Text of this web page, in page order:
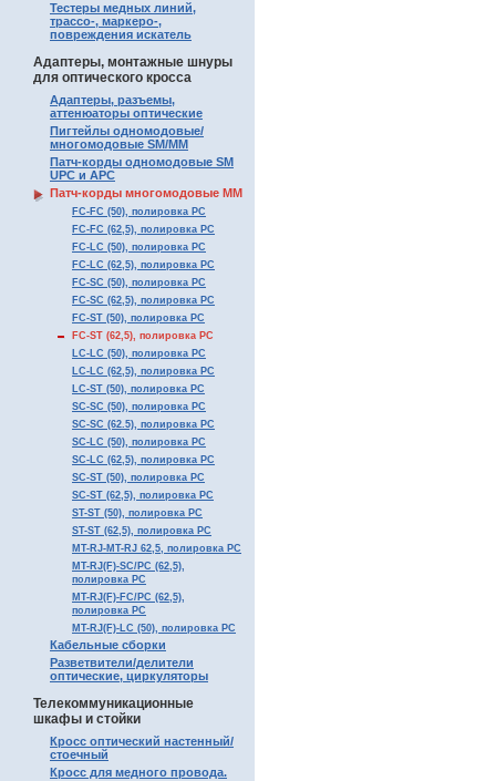
Тестеры медных линий,
трассо-, маркеро-,
повреждения искатель
Адаптеры, монтажные шнуры
для оптического кросса
Адаптеры, разъемы,
аттенюаторы оптические
Пигтейлы одномодовые/
многомодовые SM/MM
Патч-корды одномодовые SM
UPC и APC
Патч-корды многомодовые MM
FC-FC (50), полировка PC
FC-FC (62,5), полировка PC
FC-LC (50), полировка PC
FC-LC (62,5), полировка PC
FC-SC (50), полировка PC
FC-SC (62,5), полировка PC
FC-ST (50), полировка PC
FC-ST (62,5), полировка PC
LC-LC (50), полировка PC
LC-LC (62,5), полировка PC
LC-ST (50), полировка PC
SC-SC (50), полировка PC
SC-SC (62.5), полировка PC
SC-LC (50), полировка PC
SC-LC (62,5), полировка PC
SC-ST (50), полировка PC
SC-ST (62,5), полировка PC
ST-ST (50), полировка PC
ST-ST (62,5), полировка PC
MT-RJ-MT-RJ 62,5, полировка PC
MT-RJ(F)-SC/PC (62,5),
полировка PC
MT-RJ(F)-FC/PC (62,5),
полировка PC
MT-RJ(F)-LC (50), полировка PC
Кабельные сборки
Разветвители/делители
оптические, циркуляторы
Телекоммуникационные
шкафы и стойки
Кросс оптический настенный/
стоечный
Кросс для медного провода.